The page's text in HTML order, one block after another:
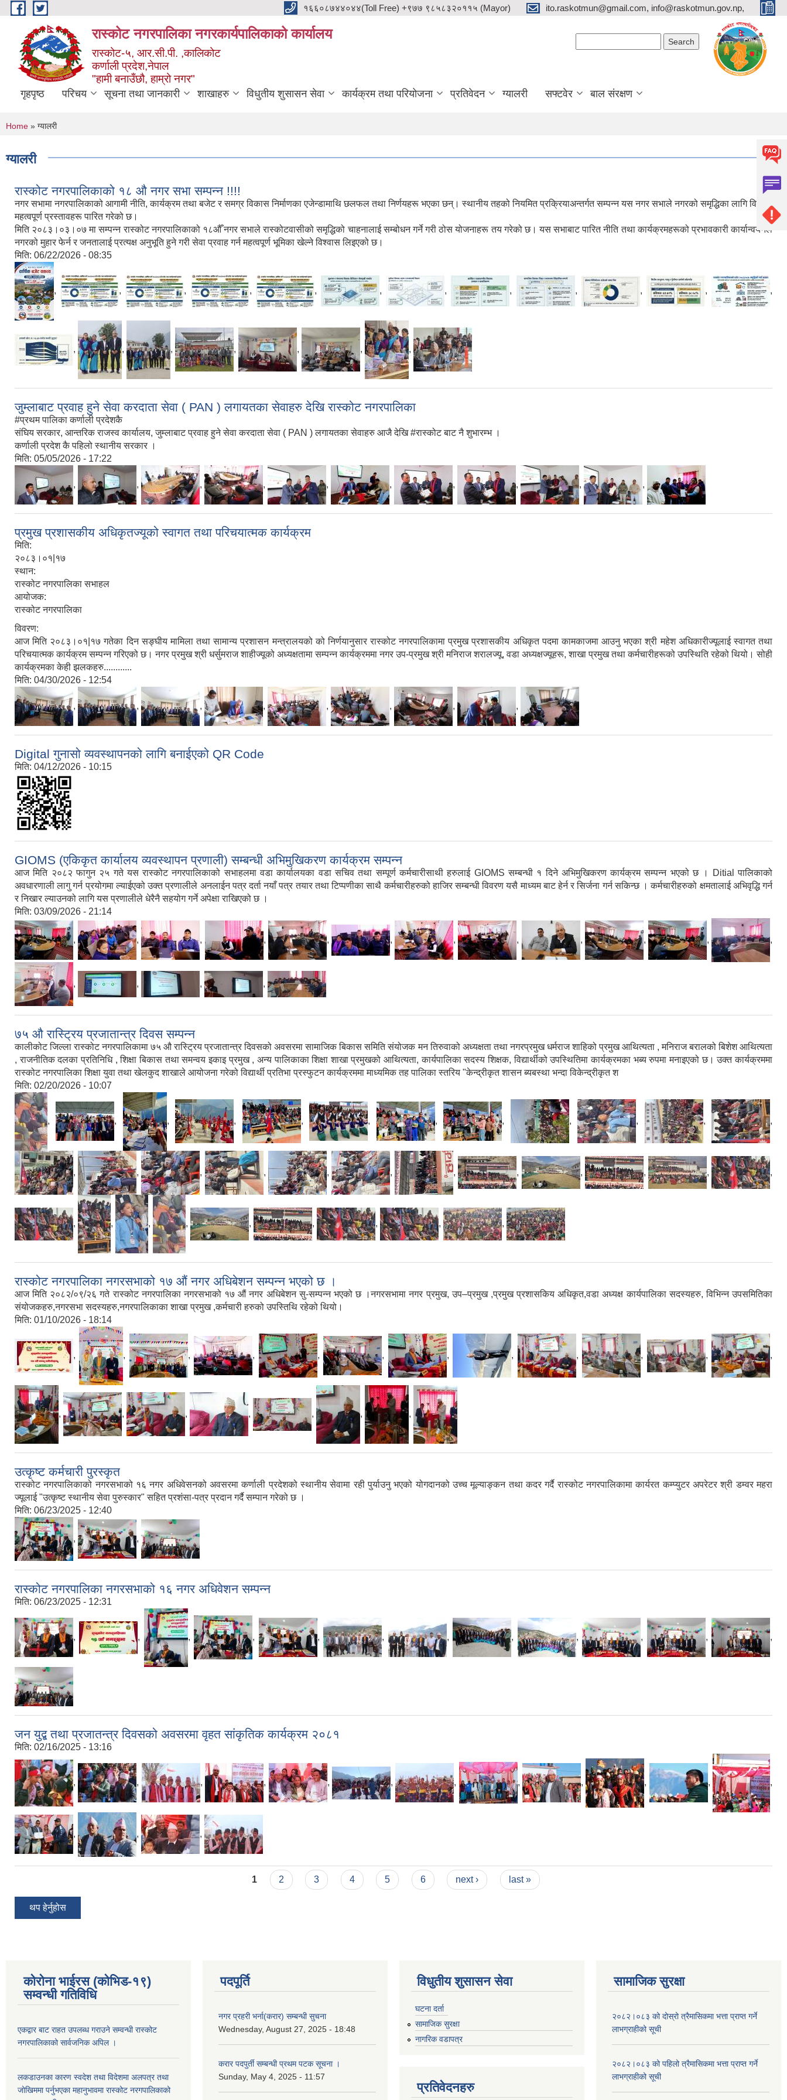
Skip to main content १६६०८७४४०४४(Toll Free) +९७७ ९८५८३२०११५ (Mayor) ito.raskotmun@gmail.com, info@raskotmun.gov.np,
रास्कोट नगरपालिका नगरकार्यपालिकाको कार्यालय
रास्कोट-५, आर.सी.पी. ,कालिकोट
कर्णाली प्रदेश,नेपाल
"हामी बनाउँछौ, हाम्रो नगर"
गृहपृष्ठ परिचय सूचना तथा जानकारी शाखाहरु विधुतीय शुसासन सेवा कार्यक्रम तथा परियोजना प्रतिवेदन ग्यालरी सफ्टवेर बाल संरक्षण
You are here
Home » ग्यालरी
ग्यालरी
रास्कोट नगरपालिकाको १८ औ नगर सभा सम्पन्न !!!!
नगर सभामा नगरपालिकाको आगामी नीति, कार्यक्रम तथा बजेट र समग्र विकास निर्माणका एजेन्डामाथि छलफल तथा निर्णयहरू भएका छन्। स्थानीय तहको नियमित प्रक्रियाअन्तर्गत सम्पन्न यस नगर सभाले नगरको समृद्धिका लागि विभिन्न
महत्वपूर्ण प्रस्तावहरू पारित गरेको छ।
मिति २०८३।०३।०७ मा सम्पन्न रास्कोट नगरपालिकाको १८औँ नगर सभाले रास्कोटवासीको समृद्धिको चाहनालाई सम्बोधन गर्ने गरी ठोस योजनाहरू तय गरेको छ। यस सभाबाट पारित नीति तथा कार्यक्रमहरूको प्रभावकारी कार्यान्वयनले
नगरको मुहार फेर्न र जनतालाई प्रत्यक्ष अनुभूति हुने गरी सेवा प्रवाह गर्न महत्वपूर्ण भूमिका खेल्ने विश्वास लिइएको छ।
मिति: 06/22/2026 - 08:35
, , , , , , , , , , , ,
, , , , , , ,
जुम्लाबाट प्रवाह हुने सेवा करदाता सेवा ( PAN ) लगायतका सेवाहरु देखि रास्कोट नगरपालिका
#प्रथम पालिका कर्णाली प्रदेशकै
संघिय सरकार, आन्तरिक राजस्व कार्यालय, जुम्लाबाट प्रवाह हुने सेवा करदाता सेवा ( PAN ) लगायतका सेवाहरु आजै देखि #रास्कोट बाट नै शुभारम्भ ।
कर्णाली प्रदेश कै पहिलो स्थानीय सरकार ।
मिति: 05/05/2026 - 17:22
प्रमुख प्रशासकीय अधिकृतज्यूको स्वागत तथा परिचयात्मक कार्यक्रम
मिति:
२०८३।०१|१७
स्थान:
रास्कोट नगरपालिका सभाहल
आयोजक:
रास्कोट नगरपालिका
विवरण:
आज मिति २०८३।०१|१७ गतेका दिन सङ्घीय मामिला तथा सामान्य प्रशासन मन्त्रालयको को निर्णयानुसार रास्कोट नगरपालिकामा प्रमुख प्रशासकीय अधिकृत पदमा कामकाजमा आउनु भएका श्री महेश अधिकारीज्यूलाई स्वागत तथा
परिचयात्मक कार्यक्रम सम्पन्न गरिएको छ। नगर प्रमुख श्री धर्सुमराज शाहीज्यूको अध्यक्षतामा सम्पन्न कार्यक्रममा नगर उप-प्रमुख श्री मनिराज शरालज्यू, वडा अध्यक्षज्यूहरू, शाखा प्रमुख तथा कर्मचारीहरूको उपस्थिति रहेको थियो। सोही
कार्यक्रमका केही झलकहरु............
मिति: 04/30/2026 - 12:54
Digital गुनासो व्यवस्थापनको लागि बनाईएको QR Code
मिति: 04/12/2026 - 10:15
GIOMS (एकिकृत कार्यालय व्यवस्थापन प्रणाली) सम्बन्धी अभिमुखिकरण कार्यक्रम सम्पन्न
आज मिति २०८२ फागुन २५ गते यस रास्कोट नगरपालिकाको सभाहलमा वडा कार्यालयका वडा सचिव तथा सम्पूर्ण कर्मचारीसाथी हरुलाई GIOMS सम्बन्धी १ दिने अभिमुखिकरण कार्यक्रम सम्पन्न भएको छ । Ditial पालिकाको
अवधारणाली लागु गर्न प्रयोगमा ल्याईएको उक्त प्रणालीले अनलाईन पत्र दर्ता नयाँ पत्र तयार तथा टिप्पणीका साथै कर्मचारीहरुको हाजिर सम्बन्धी विवरण यसै माध्यम बाट हेर्न र सिर्जना गर्न सकिन्छ । कर्मचारीहरुको क्षमतालाई अभिवृद्धि गर्न
र निखार ल्याउनको लागि यस प्रणालीले धेरैनै सहयोग गर्ने अपेक्षा राखिएको छ ।
मिति: 03/09/2026 - 21:14
, , , , , , ,
७५ औ रास्ट्रिय प्रजातान्त्र दिवस सम्पन्न
कालीकोट जिल्ला रास्कोट नगरपालिकामा ७५ औ रास्ट्रिय प्रजातान्त्र दिवसको अवसरमा सामाजिक बिकास समिति संयोजक मन तिरुवाको अध्यक्षता तथा नगरप्रमुख धर्मराज शाहिको प्रमुख आथित्यता , मनिराज बरालको बिशेश आथित्यता
, राजनीतिक दलका प्रतिनिधि , शिक्षा बिकास तथा समन्वय इकाइ प्रमुख , अन्य पालिकाका शिक्षा शाखा प्रमुखको आथित्यता, कार्यपालिका सदस्य शिक्षक, विद्यार्थीको उपस्थितिमा कार्यक्रमका भब्य रुपमा मनाइएको छ। उक्त कार्यक्रममा
रास्कोट नगरपालिका शिक्षा युवा तथा खेलकुद शाखाले आयोजना गरेको विद्यार्थी प्रतिभा प्रस्फुटन कार्यक्रममा माध्यमिक तह पालिका स्तरिय "केन्द्रीकृत शासन ब्यबस्था भन्दा विकेन्द्रीकृत श
मिति: 02/20/2026 - 10:07
, , , , , , , , , , , ,
, , , , , , , ,
, , , , , , , , ,
रास्कोट नगरपालिका नगरसभाको १७ औं नगर अधिबेशन सम्पन्न भएको छ ।
आज मिति २०८२/०९/२६ गते रास्कोट नगरपालिका नगरसभाको १७ औं नगर अधिबेशन सु-सम्पन्न भएको छ ।नगरसभामा नगर प्रमुख, उप–प्रमुख ,प्रमुख प्रशासकिय अधिकृत,वडा अध्यक्ष कार्यपालिका सदस्यहरु, विभिन्न उपसमितिका
संयोजकहरु,नगरसभा सदस्यहरु,नगरपालिकाका शाखा प्रमुख ,कर्मचारी हरुको उपस्तिथि रहेको थियो।
मिति: 01/10/2026 - 18:14
, , , , , , , , , , , ,
, , , , , , ,
उत्कृष्ट कर्मचारी पुरस्कृत
रास्कोट नगरपालिकाको नगरसभाको १६ नगर अधिवेसनको अवसरमा कर्णाली प्रदेशको स्थानीय सेवामा रही पुर्याउनु भएको योगदानको उच्च मूल्याङ्कन तथा कदर गर्दै रास्कोट नगरपालिकामा कार्यरत कम्प्युटर अपरेटर श्री डम्वर महरा
ज्यूलाई "उत्कृष्ट स्थानीय सेवा पुरुस्कार" सहित प्रशंसा-पत्र प्रदान गर्दै सम्पान गरेको छ ।
मिति: 06/23/2025 - 12:40
रास्कोट नगरपालिका नगरसभाको १६ नगर अधिवेशन सम्पन्न
मिति: 06/23/2025 - 12:31
, , , , , , , , , , , ,
जन युद्ब तथा प्रजातन्त्र दिवसको अवसरमा वृहत सांकृतिक कार्यक्रम २०८१
मिति: 02/16/2025 - 13:16
, , , , , , , , , , , ,
, , ,
1 2 3 4 5 6 next › last »
थप हेर्नुहोस
कोरोना भाईरस (कोभिड-१९)
सम्वन्धी गतिविधि
एकद्वार बाट राहत उपलब्ध गराउने सम्वन्धी रास्कोट
नगरपालिकाको सार्वजनिक अपिल ।
लकडाउनका कारण स्वदेश तथा विदेशमा अलपत्र तथा
जोखिममा पर्नुभएका महानुभावमा रास्कोट नरगपालिकाको
पदपूर्ति
नगर प्रहरी भर्ना(करार) सम्बन्धी सुचना
Wednesday, August 27, 2025 - 18:48
करार पदपुर्ती सम्बन्धी प्रथम पटक सूचना ।
Sunday, May 4, 2025 - 11:57
विधुतीय शुसासन सेवा
घटना दर्ता
सामाजिक सुरक्षा
नागरिक वडापत्र
प्रतिवेदनहरु
सामाजिक सुरक्षा
२०८२।०८३ को दोस्रो त्रैमासिकमा भत्ता प्राप्‍त गर्ने
लाभग्राहीको सूची
२०८२।०८३ को पहिलो त्रैमासिकमा भत्ता प्राप्‍त गर्ने
लाभग्राहीको सूची